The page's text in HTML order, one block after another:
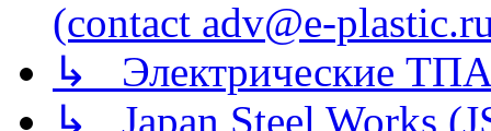
(contact adv@e-
↳ Электрические
↳ Japan Steel Works